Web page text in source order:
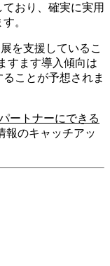
おり、確実に実用
。
を支援しているこ
すます導入傾向は
ことが予想されま
ートナーにできる
報のキャッチアッ